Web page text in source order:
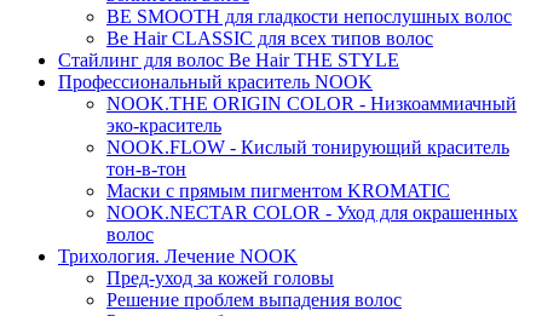
BE SMOOTH для гладкости непослушных волос
Be Hair CLASSIC для всех типов волос
Стайлинг для волос Be Hair THE STYLE
Профессиональный краситель NOOK
NOOK.THE ORIGIN COLOR - Низкоаммиачный
эко-краситель
NOOK.FLOW - Кислый тонирующий краситель
тон-в-тон
Маски с прямым пигментом KROMATIC
NOOK.NECTAR COLOR - Уход для окрашенных
волос
Трихология. Лечение NOOK
Пред-уход за кожей головы
Решение проблем выпадения волос